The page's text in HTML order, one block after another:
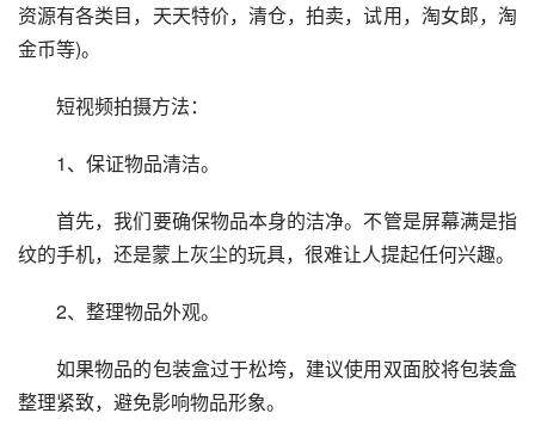
资源有各类目，天天特价，清仓，拍卖，试用，淘女郎，淘
金币等)。
短视频拍摄方法：
1、保证物品清洁。
首先，我们要确保物品本身的洁净。不管是屏幕满是指
纹的手机，还是蒙上灰尘的玩具，很难让人提起任何兴趣。
2、整理物品外观。
如果物品的包装盒过于松垮，建议使用双面胶将包装盒
整理紧致，避免影响物品形象。